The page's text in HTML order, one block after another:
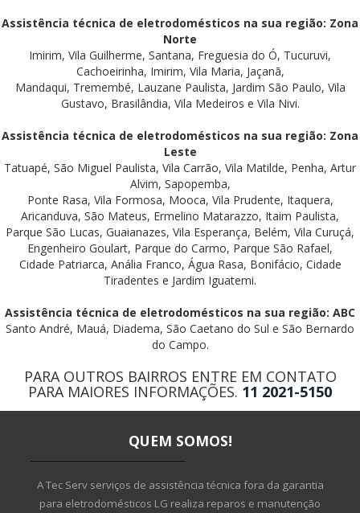
Assistência técnica de eletrodomésticos na sua região: Zona
Norte
Imirim, Vila Guilherme, Santana, Freguesia do Ó, Tucuruvi,
Cachoeirinha, Imirim, Vila Maria, Jaçanã,
Mandaqui, Tremembé, Lauzane Paulista, Jardim São Paulo, Vila
Gustavo, Brasilândia, Vila Medeiros e Vila Nivi.
Assistência técnica de eletrodomésticos na sua região: Zona
Leste
Tatuapé, São Miguel Paulista, Vila Carrão, Vila Matilde, Penha, Artur
Alvim, Sapopemba,
Ponte Rasa, Vila Formosa, Mooca, Vila Prudente, Itaquera,
Aricanduva, São Mateus, Ermelino Matarazzo, Itaim Paulista,
Parque São Lucas, Guaianazes, Vila Esperança, Belém, Vila Curuçá,
Engenheiro Goulart, Parque do Carmo, Parque São Rafael,
Cidade Patriarca, Anália Franco, Água Rasa, Bonifácio, Cidade
Tiradentes e Jardim Iguatemi.
Assistência técnica de eletrodomésticos na sua região: ABC
Santo André, Mauá, Diadema, São Caetano do Sul e São Bernardo
do Campo.
PARA OUTROS BAIRROS ENTRE EM CONTATO
PARA MAIORES INFORMAÇÕES. 11 2021-5150
QUEM SOMOS!
A Tec Serv serviços de assistência técnica fora da garantia
para eletrodomésticos LG realiza reparos e manutenção